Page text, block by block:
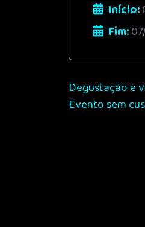
Início:
Fim:
Degustação e
Evento sem